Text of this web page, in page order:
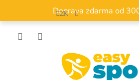
obsah
Doprava zdarma od
CZK